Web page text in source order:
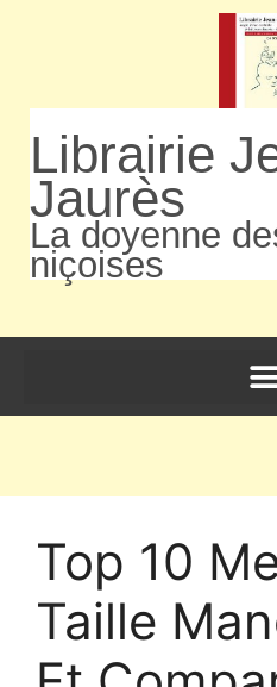
Librairie
Jaurès
La doyenne
niçoises
Top 10
Taille